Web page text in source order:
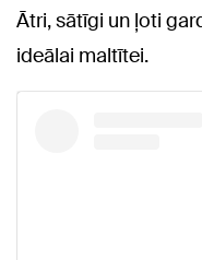
Ātri, sātīgi un ļoti
ideālai maltītei.